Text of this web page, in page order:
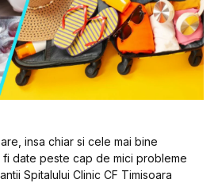
insa chiar si cele mai bine
date peste cap de mici probleme
Spitalului Clinic CF Timisoara